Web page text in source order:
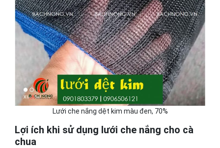
Lưới che nắng dệt kim màu đen, 70%
Lợi ích khi sử dụng lưới che nắng cho cà
chua